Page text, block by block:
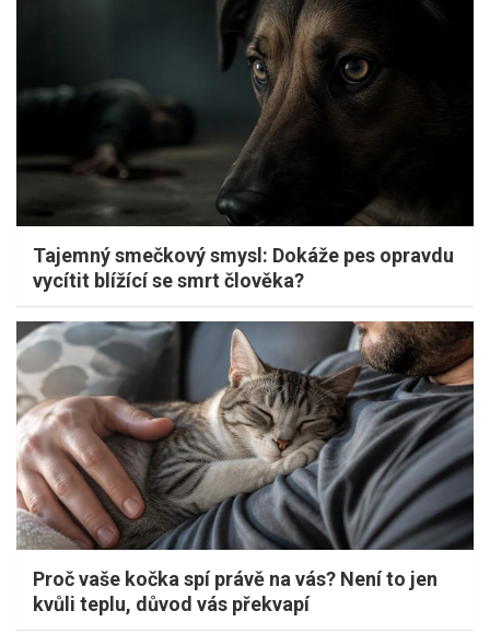
Tajemný smečkový smysl: Dokáže pes opravdu
vycítit blížící se smrt člověka?
Proč vaše kočka spí právě na vás? Není to jen
kvůli teplu, důvod vás překvapí